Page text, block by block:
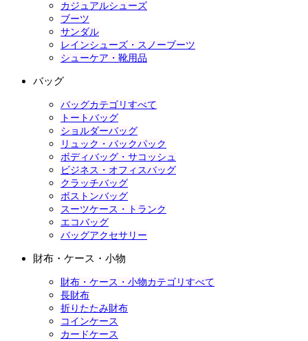
カジュアルシューズ
ブーツ
サンダル
レインシューズ・スノーブーツ
シューケア・靴用品
バッグ
バッグカテゴリすべて
トートバッグ
ショルダーバッグ
リュック・バックパック
ボディバッグ・サコッシュ
ビジネス・オフィスバッグ
クラッチバッグ
ボストンバッグ
スーツケース・トランク
エコバッグ
バッグアクセサリー
財布・ケース・小物
財布・ケース・小物カテゴリすべて
長財布
折りたたみ財布
コインケース
カードケース